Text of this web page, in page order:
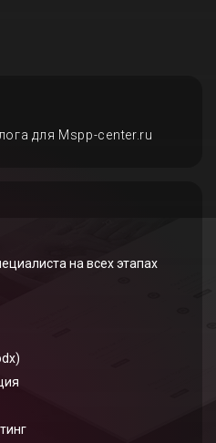
для Mspp-center.ru
на всех этапах